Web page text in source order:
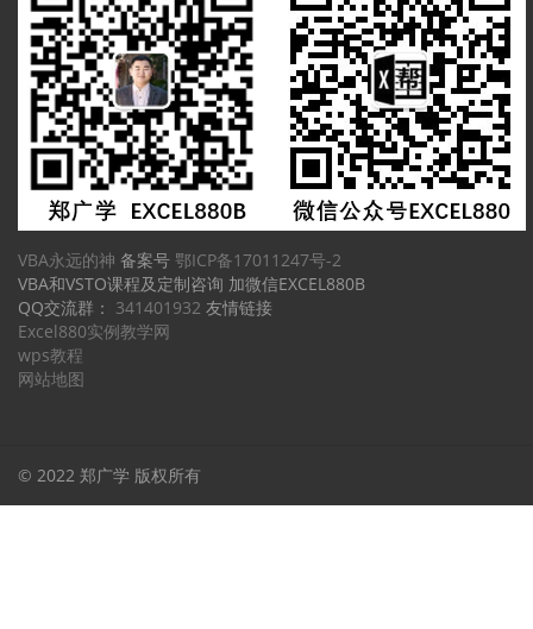
VBA永远的神 备案号 鄂ICP备17011247号-2
VBA和VSTO课程及定制咨询 加微信EXCEL880B
QQ交流群： 341401932 友情链接
Excel880实例教学网
wps教程
网站地图
© 2022 郑广学 版权所有